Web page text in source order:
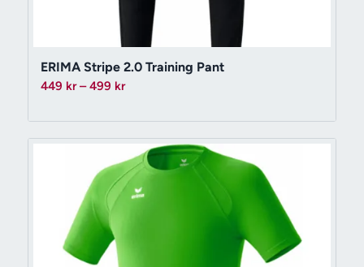
ERIMA Stripe 2.0 Training Pant
449 kr – 499 krPrisintervall:
till
499 kr